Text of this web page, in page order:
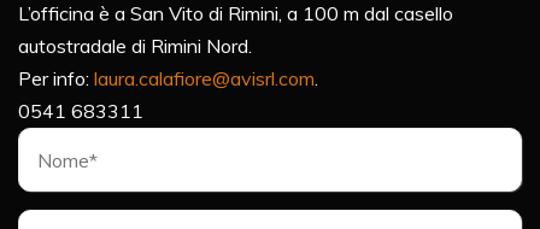
L’officina è a San Vito di Rimini, a 100 m dal casello
autostradale di Rimini Nord.
Per info: laura.calafiore@avisrl.com.
0541 683311